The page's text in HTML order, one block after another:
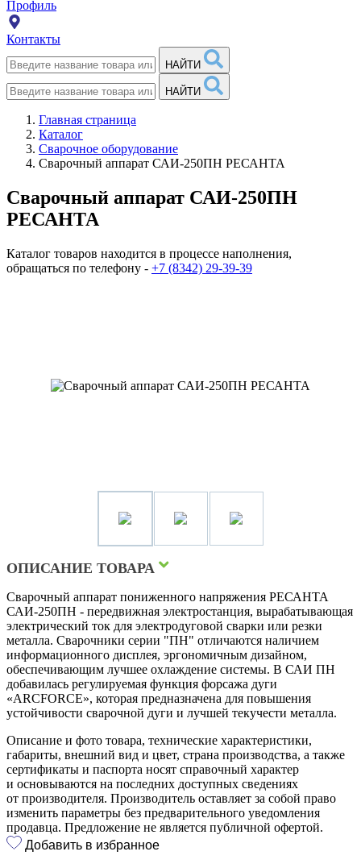
Профиль
Контакты
НАЙТИ
НАЙТИ
Главная страница
Каталог
Сварочное оборудование
Сварочный аппарат САИ-250ПН РЕСАНТА
Сварочный аппарат САИ-250ПН
РЕСАНТА
Каталог товаров находится в процессе наполнения,
обращаться по телефону - +7 (8342) 29-39-39
ОПИСАНИЕ ТОВАРА
Сварочный аппарат пониженного напряжения РЕСАНТА
САИ-250ПН - передвижная электростанция, вырабатывающая
электрический ток для электродуговой сварки или резки
металла. Сварочники серии "ПН" отличаются наличием
информационного дисплея, эргономичным дизайном,
обеспечивающим лучшее охлаждение системы. В САИ ПН
добавилась регулируемая функция форсажа дуги
«ARCFORCE», которая предназначена для повышения
устойчивости сварочной дуги и лучшей текучести металла.
Описание и фото товара, технические характеристики,
габариты, внешний вид и цвет, страна производства, а также
сертификаты и паспорта носят справочный характер
и основываются на последних доступных сведениях
от производителя. Производитель оставляет за собой право
изменить параметры без предварительного уведомления
продавца. Предложение не является публичной офертой.
Добавить в избранное